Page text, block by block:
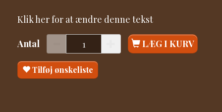
Klik her for at ændre denne tekst
Antal LÆG I KURV
Tilføj ønskeliste